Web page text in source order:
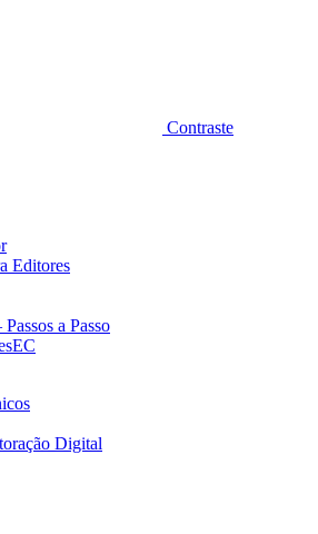
Contraste
Editores
a Passo
Digital